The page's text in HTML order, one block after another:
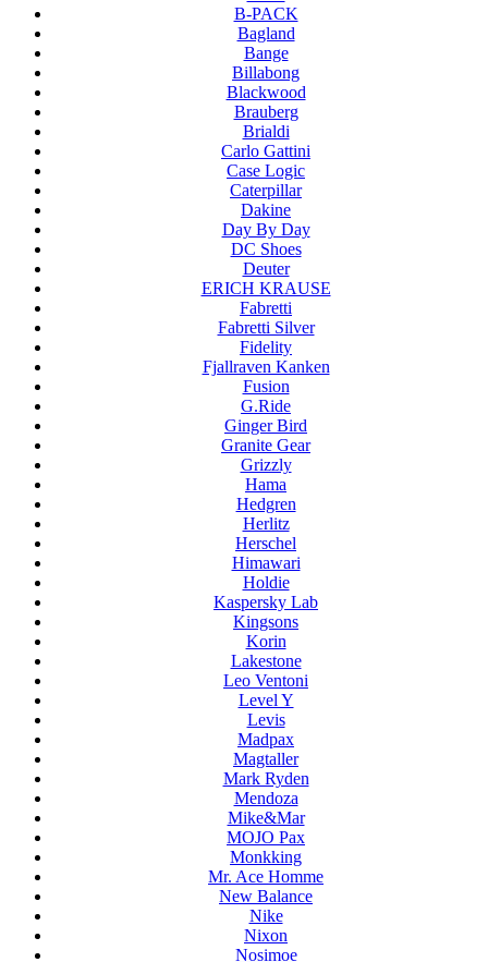
B-PACK
Bagland
Bange
Billabong
Blackwood
Brauberg
Brialdi
Carlo Gattini
Case Logic
Caterpillar
Dakine
Day By Day
DC Shoes
Deuter
ERICH KRAUSE
Fabretti
Fabretti Silver
Fidelity
Fjallraven Kanken
Fusion
G.Ride
Ginger Bird
Granite Gear
Grizzly
Hama
Hedgren
Herlitz
Herschel
Himawari
Holdie
Kaspersky Lab
Kingsons
Korin
Lakestone
Leo Ventoni
Level Y
Levis
Madpax
Magtaller
Mark Ryden
Mendoza
Mike&Mar
MOJO Pax
Monkking
Mr. Ace Homme
New Balance
Nike
Nixon
Nosimoe